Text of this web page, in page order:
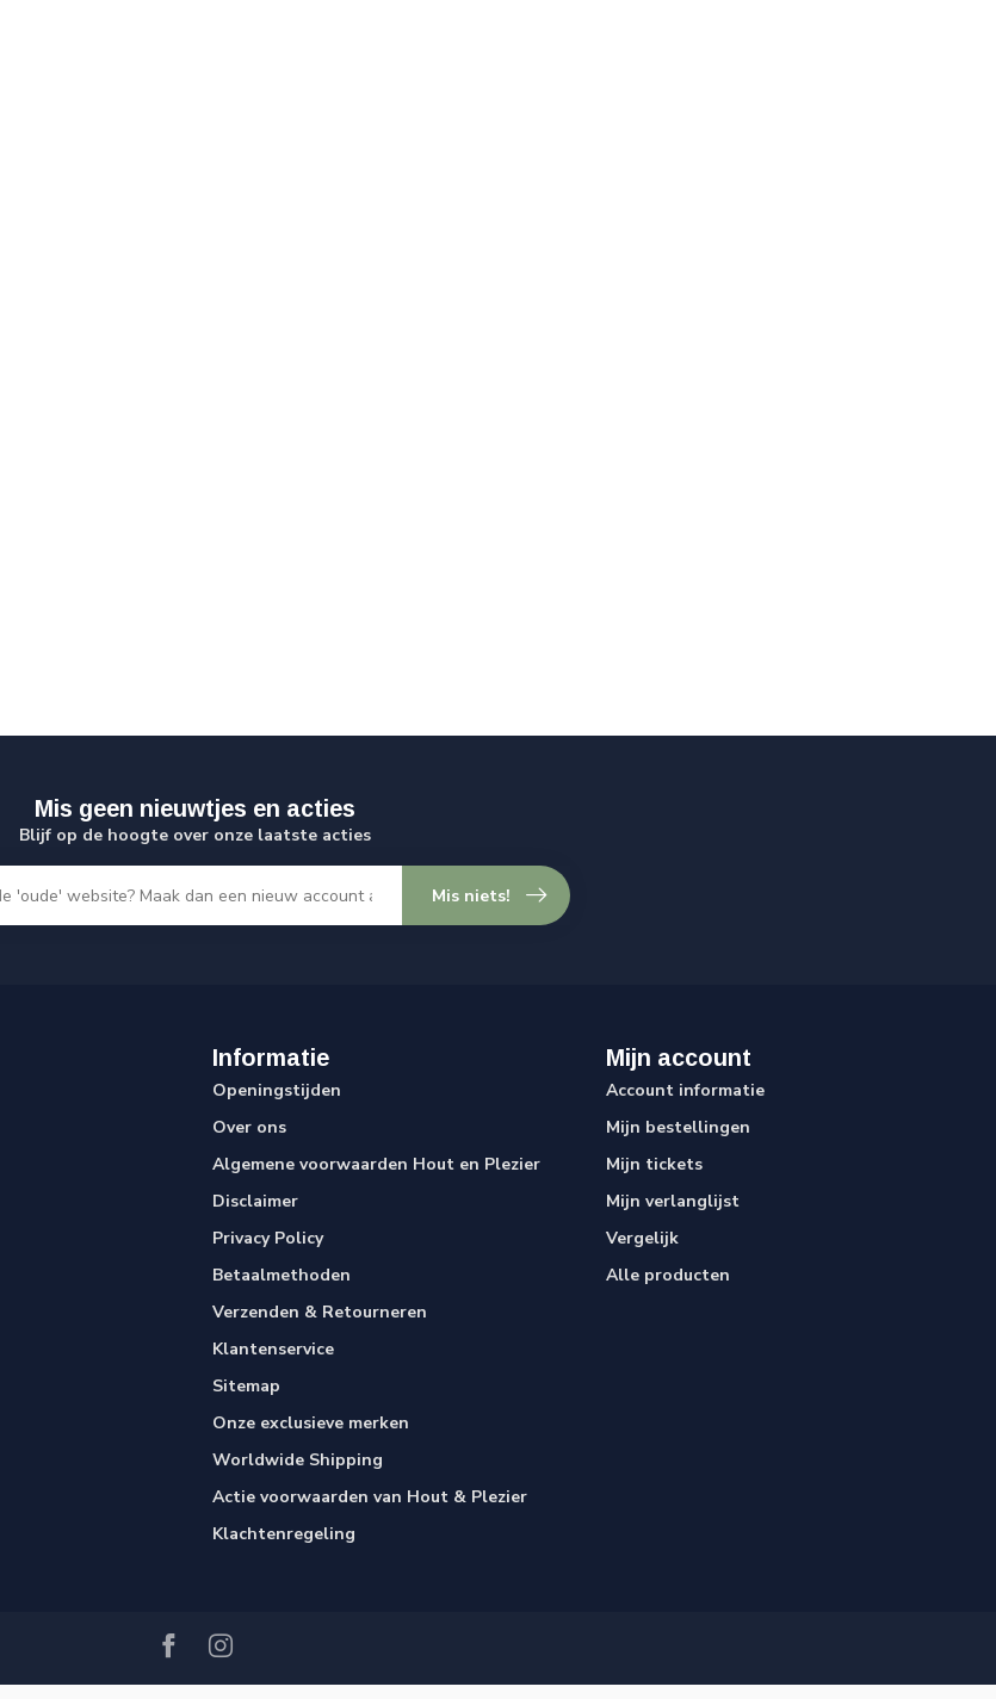
Mis geen nieuwtjes en acties
Blijf op de hoogte over onze laatste acties
Mis niets!
Informatie
Openingstijden
Over ons
Algemene voorwaarden Hout en Plezier
Disclaimer
Privacy Policy
Betaalmethoden
Verzenden & Retourneren
Klantenservice
Sitemap
Onze exclusieve merken
Worldwide Shipping
Actie voorwaarden van Hout & Plezier
Klachtenregeling
Mijn account
Account informatie
Mijn bestellingen
Mijn tickets
Mijn verlanglijst
Vergelijk
Alle producten